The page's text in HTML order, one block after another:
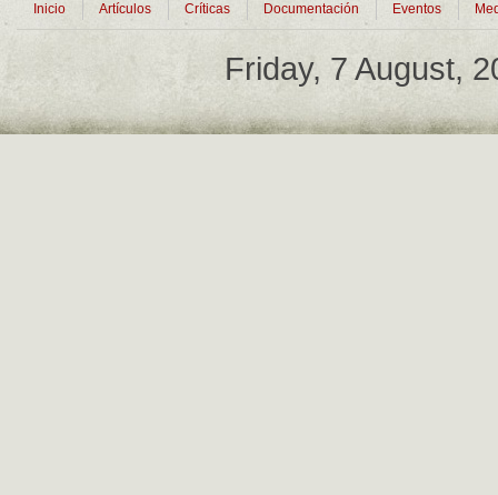
Inicio Artículos Críticas Documentación Eventos
Friday, 7 August,